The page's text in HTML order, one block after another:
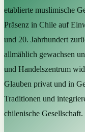
etablierte muslimische
Präsenz in Chile auf
und 20. Jahrhundert
allmählich gewachsen
und Handelszentrum
Glauben privat und in
Traditionen und
chilenische Gesellschaft.